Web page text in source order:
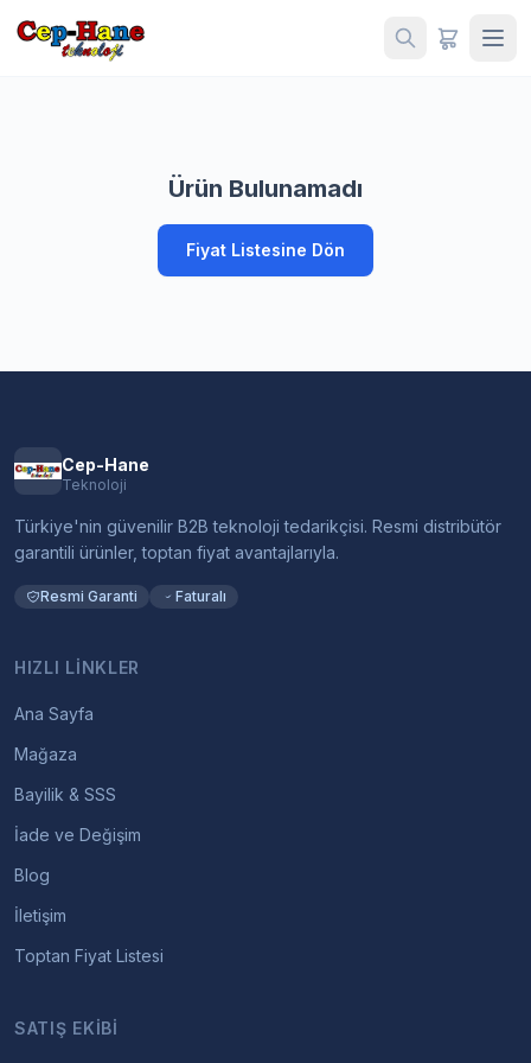
Ürün Bulunamadı
Fiyat Listesine Dön
Cep-Hane
Teknoloji
Türkiye'nin güvenilir B2B teknoloji tedarikçisi. Resmi distribütör
garantili ürünler, toptan fiyat avantajlarıyla.
Resmi Garanti Faturalı
HIZLI LINKLER
Ana Sayfa
Mağaza
Bayilik & SSS
İade ve Değişim
Blog
İletişim
Toptan Fiyat Listesi
SATIŞ EKIBI